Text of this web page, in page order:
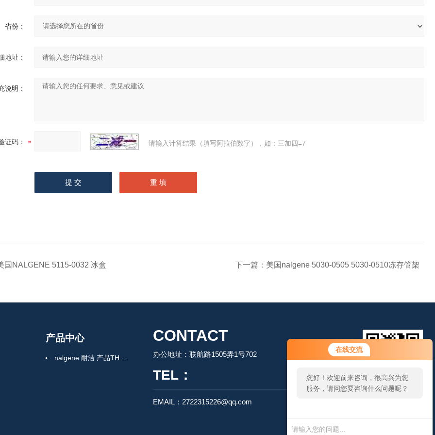
在线交流
您好！欢迎前来咨询，很高兴为您
服务，请问您要咨询什么问题呢？
了需求产品，您可以直接在线与我
省份：
地址：
说明：
证码： 请输入计算结果（填写阿拉伯数字），如：三加四=7
国NALGENE 5115-0032 冰盒 下一篇： 美国nalgene 5030-0505 5030-0510冻存管架
产品中心 CONTACT
办公地址：联航路1505弄1号702
TEL：
EMAIL：2722315226@qq.com